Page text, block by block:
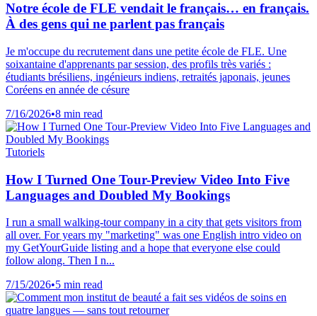
Notre école de FLE vendait le français… en français.
À des gens qui ne parlent pas français
Je m'occupe du recrutement dans une petite école de FLE. Une
soixantaine d'apprenants par session, des profils très variés :
étudiants brésiliens, ingénieurs indiens, retraités japonais, jeunes
Coréens en année de césure
7/16/2026•8 min read
Tutoriels
How I Turned One Tour-Preview Video Into Five
Languages and Doubled My Bookings
I run a small walking-tour company in a city that gets visitors from
all over. For years my "marketing" was one English intro video on
my GetYourGuide listing and a hope that everyone else could
follow along. Then I n...
7/15/2026•5 min read